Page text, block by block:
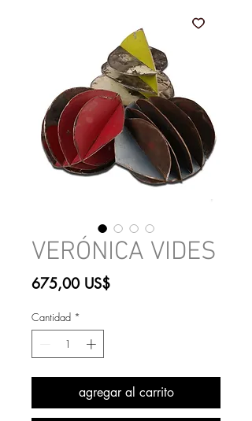
VERÓNICA VIDES
675,00 US$Precio
Cantidad *
agregar al carrito